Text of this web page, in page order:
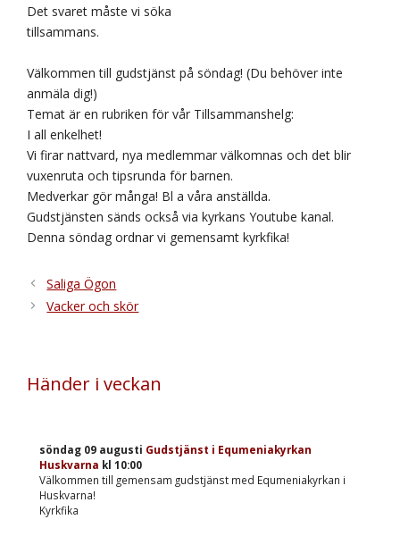
Det svaret måste vi söka
tillsammans.
Välkommen till gudstjänst på söndag! (Du behöver inte
anmäla dig!)
Temat är en rubriken för vår Tillsammanshelg:
I all enkelhet!
Vi firar nattvard, nya medlemmar välkomnas och det blir
vuxenruta och tipsrunda för barnen.
Medverkar gör många! Bl a våra anställda.
Gudstjänsten sänds också via kyrkans Youtube kanal.
Denna söndag ordnar vi gemensamt kyrkfika!
Saliga Ögon
Vacker och skör
Händer i veckan
söndag 09 augusti Gudstjänst i Equmeniakyrkan
Huskvarna kl 10:00
Välkommen till gemensam gudstjänst med Equmeniakyrkan i
Huskvarna!
Kyrkfika